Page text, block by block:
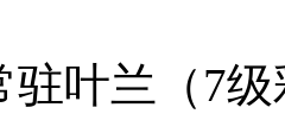
驻叶兰（7